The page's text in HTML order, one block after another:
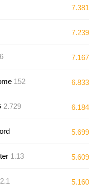
7.381
7.239
7.167
152 6.833
2.729 6.184
2016
5.699
1.13 5.609
2.1 5.160